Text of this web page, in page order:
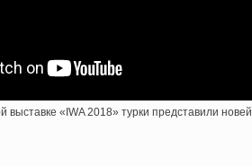
выставке «IWA 2018» турки представили